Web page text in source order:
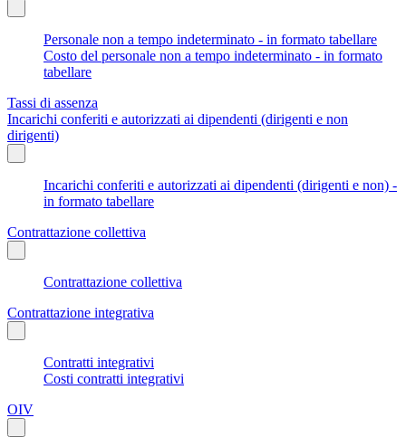
Personale non a tempo indeterminato - in formato tabellare
Costo del personale non a tempo indeterminato - in formato
tabellare
Tassi di assenza
Incarichi conferiti e autorizzati ai dipendenti (dirigenti e non
dirigenti)
Incarichi conferiti e autorizzati ai dipendenti (dirigenti e non) -
in formato tabellare
Contrattazione collettiva
Contrattazione collettiva
Contrattazione integrativa
Contratti integrativi
Costi contratti integrativi
OIV